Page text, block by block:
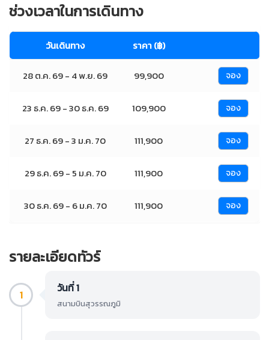
ช่วงเวลาในการเดินทาง
วันเดินทาง ราคา (฿)
28 ต.ค. 69 - 4 พ.ย. 69 99,900 จอง
23 ธ.ค. 69 - 30 ธ.ค. 69 109,900 จอง
27 ธ.ค. 69 - 3 ม.ค. 70 111,900 จอง
29 ธ.ค. 69 - 5 ม.ค. 70 111,900 จอง
30 ธ.ค. 69 - 6 ม.ค. 70 111,900 จอง
รายละเอียดทัวร์
1 วันที่ 1
สนามบินสุวรรณภูมิ